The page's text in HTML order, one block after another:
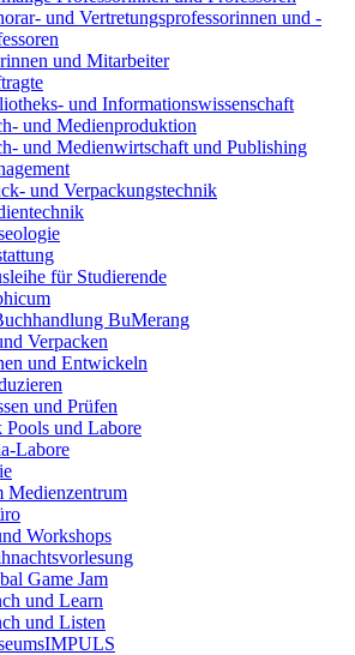
und Vertretungsprofessorinnen und -
und Mitarbeiter
und Informationswissenschaft
und Medienproduktion
und Medienwirtschaft und Publishing
und Verpackungstechnik
für Studierende
BuMerang
Verpacken
und Entwickeln
und Prüfen
und Labore
Labore
Medienzentrum
Workshops
Game Jam
und Learn
und Listen